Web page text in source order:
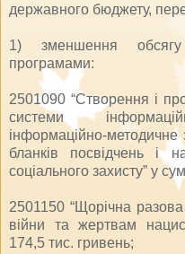
державного бюджету,
1) зменшення
програмами:
2501090 “Створення і
системи
інформаційно-методичне
бланків посвідчень і
соціального захисту” у
2501150 “Щорічна
війни та жертвам
174,5 тис. гривень;